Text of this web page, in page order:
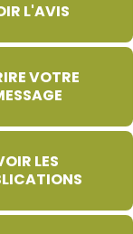
L'AVIS
VOTRE
LES